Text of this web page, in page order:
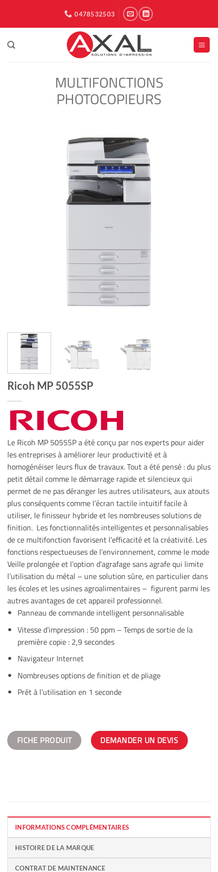
contenu
0478532503
MULTIFONCTIONS
PHOTOCOPIEURS
Ricoh MP 5055SP
Le Ricoh MP 5055SP a été conçu par nos experts pour aider
les entreprises à améliorer leur productivité et à
homogénéiser leurs flux de travaux. Tout a été pensé : du plus
petit détail comme le démarrage rapide et silencieux qui
permet de ne pas déranger les autres utilisateurs, aux atouts
plus conséquents comme l’écran tactile intuitif facile à
utiliser, le finisseur hybride et les nombreuses solutions de
finition. Les fonctionnalités intelligentes et personnalisables
de ce multifonction favorisent l’efficacité et la créativité. Les
fonctions respectueuses de l’environnement, comme le mode
Veille prolongée et l’option d’agrafage sans agrafe qui limite
l’utilisation du métal – une solution sûre, en particulier dans
les écoles et les usines agroalimentaires – figurent parmi les
autres avantages de cet appareil professionnel.
Panneau de commande intelligent personnalisable
Vitesse d’impression : 50 ppm – Temps de sortie de la
première copie : 2,9 secondes
Navigateur Internet
Nombreuses options de finition et de pliage
Prêt à l’utilisation en 1 seconde
FICHE PRODUIT DEMANDER UN DEVIS
INFORMATIONS COMPLÉMENTAIRES
HISTOIRE DE LA MARQUE
CONTRAT DE MAINTENANCE